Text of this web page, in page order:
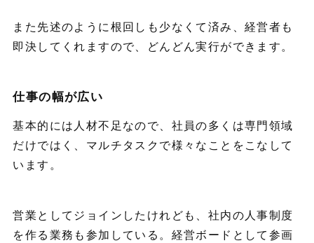
また先述のように根回しも少なくて済み、経営者も
即決してくれますので、どんどん実行ができます。
仕事の幅が広い
基本的には人材不足なので、社員の多くは専門領域
だけではく、マルチタスクで様々なことをこなして
います。
営業としてジョインしたけれども、社内の人事制度
を作る業務も参加している。経営ボードとして参画